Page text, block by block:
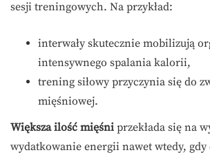
sesji treningowych. Na przykład:
interwały skutecznie mobilizują
intensywnego spalania kalorii,
trening siłowy przyczynia się do
mięśniowej.
Większa ilość mięśni przekłada się na
wydatkowanie energii nawet wtedy, gdy